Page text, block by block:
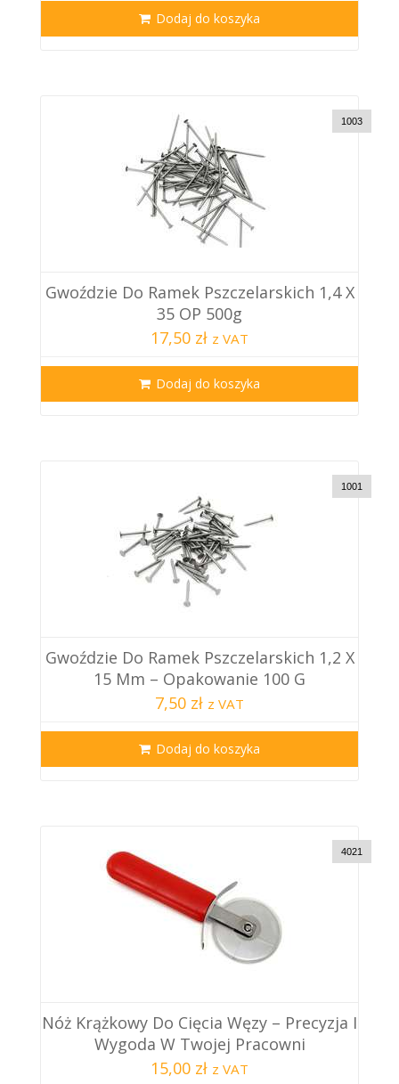
Dodaj do koszyka
1003
Gwoździe Do Ramek Pszczelarskich 1,4 X
35 OP 500g
17,50 zł z VAT
Dodaj do koszyka
1001
Gwoździe Do Ramek Pszczelarskich 1,2 X
15 Mm – Opakowanie 100 G
7,50 zł z VAT
Dodaj do koszyka
4021
Nóż Krążkowy Do Cięcia Węzy – Precyzja I
Wygoda W Twojej Pracowni
15,00 zł z VAT